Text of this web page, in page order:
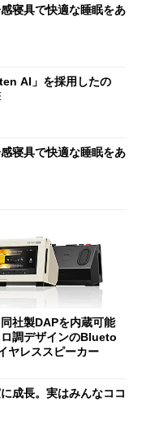
寝具で快適な睡眠をあ
AI」を採用したの
寝具で快適な睡眠をあ
社製DAPを内蔵可能
調デザインのBlueto
ヤレススピーカー
成長。実はみんなココ